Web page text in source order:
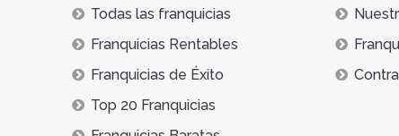
Todas las franquicias
Franquicias Rentables
Franquicias de Éxito
Top 20 Franquicias